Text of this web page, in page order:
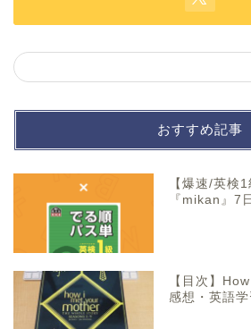
おすすめ記事
【爆速/英検
『mikan』7
【目次】
感想・英語学